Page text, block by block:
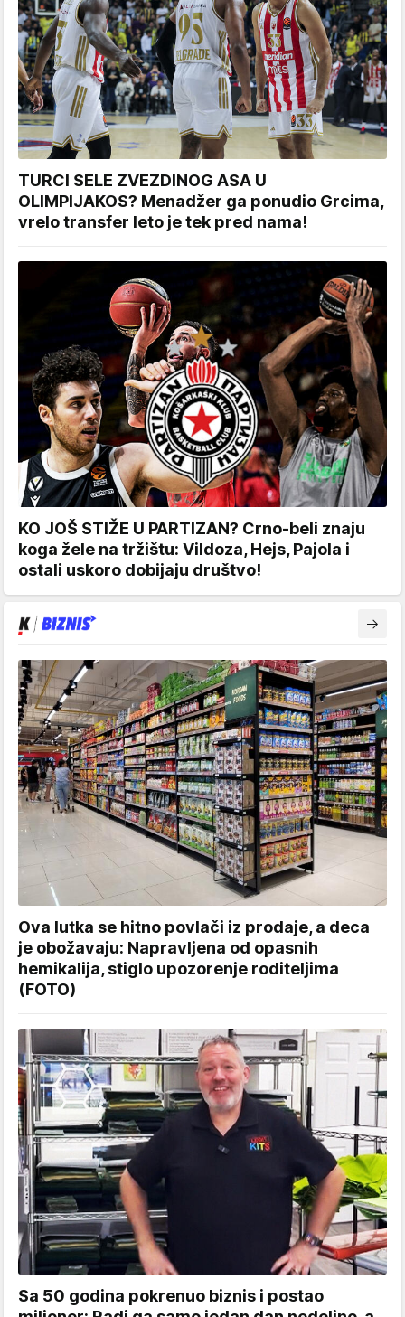
TURCI SELE ZVEZDINOG ASA U
OLIMPIJAKOS? Menadžer ga ponudio Grcima,
vrelo transfer leto je tek pred nama!
KO JOŠ STIŽE U PARTIZAN? Crno-beli znaju
koga žele na tržištu: Vildoza, Hejs, Pajola i
ostali uskoro dobijaju društvo!
Ova lutka se hitno povlači iz prodaje, a deca
je obožavaju: Napravljena od opasnih
hemikalija, stiglo upozorenje roditeljima
(FOTO)
Sa 50 godina pokrenuo biznis i postao